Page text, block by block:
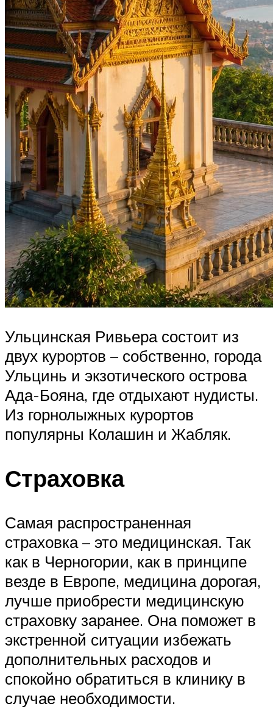
Ульцинская Ривьера состоит из
двух курортов – собственно, города
Ульцинь и экзотического острова
Ада-Бояна, где отдыхают нудисты.
Из горнолыжных курортов
популярны Колашин и Жабляк.
Страховка
Самая распространенная
страховка – это медицинская. Так
как в Черногории, как в принципе
везде в Европе, медицина дорогая,
лучше приобрести медицинскую
страховку заранее. Она поможет в
экстренной ситуации избежать
дополнительных расходов и
спокойно обратиться в клинику в
случае необходимости.